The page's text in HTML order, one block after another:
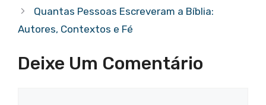
Quantas Pessoas Escreveram a Bíblia:
Autores, Contextos e Fé
Deixe Um Comentário